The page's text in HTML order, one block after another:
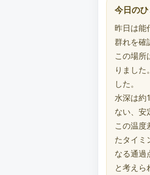
今日の
昨日は能
群れを確
この場所
りまし
した。
水深は約
ない、安
この温度
たタイミ
なる通過
と考えら